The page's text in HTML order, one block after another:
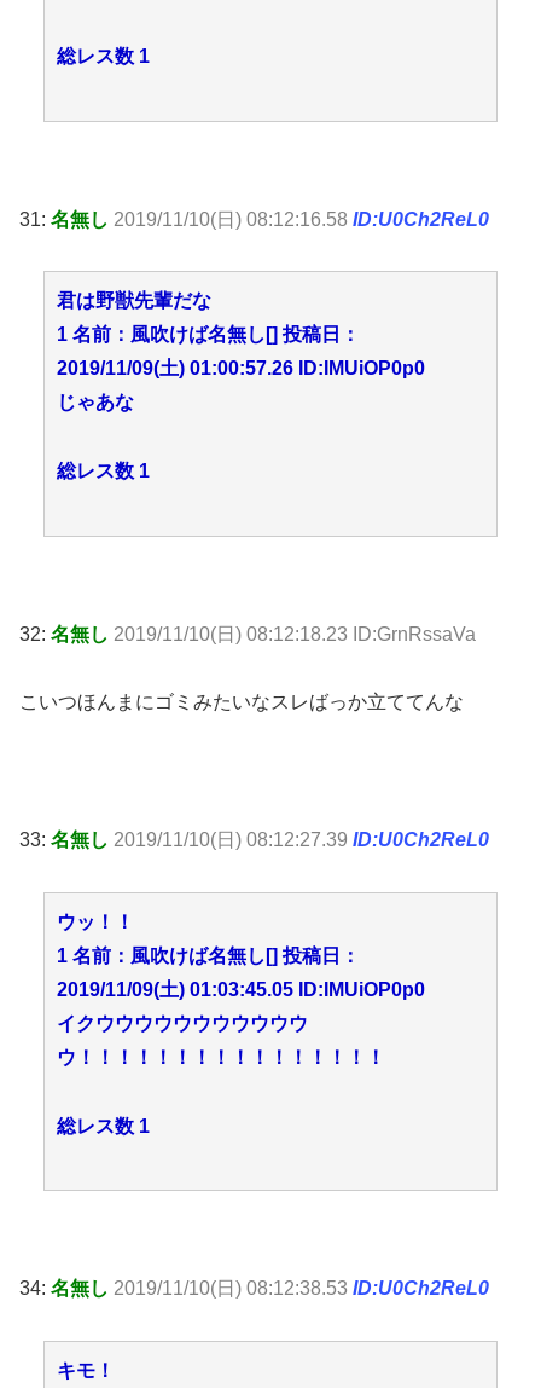
総レス数 1
31: 名無し 2019/11/10(日) 08:12:16.58 ID:U0Ch2ReL0
君は野獣先輩だな
1 名前：風吹けば名無し[] 投稿日：
2019/11/09(土) 01:00:57.26 ID:IMUiOP0p0
じゃあな
総レス数 1
32: 名無し 2019/11/10(日) 08:12:18.23 ID:GrnRssaVa
こいつほんまにゴミみたいなスレばっか立ててんな
33: 名無し 2019/11/10(日) 08:12:27.39 ID:U0Ch2ReL0
ウッ！！
1 名前：風吹けば名無し[] 投稿日：
2019/11/09(土) 01:03:45.05 ID:IMUiOP0p0
イクウウウウウウウウウウウ
ウ！！！！！！！！！！！！！！！！
総レス数 1
34: 名無し 2019/11/10(日) 08:12:38.53 ID:U0Ch2ReL0
キモ！